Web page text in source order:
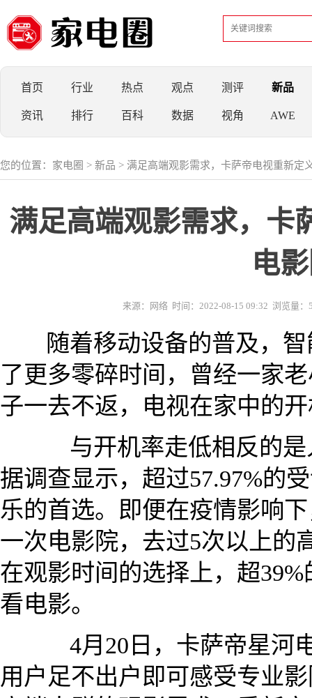
首页 行业 热点 观点 测评 新品
资讯 排行 百科 数据 视角 AWE
您的位置： 家电圈 > 新品 > 满足高端观影需求，卡萨帝电视重新定
满足高端观影需求，卡
电
来源：网络 时间：2022-08-15 09:32 浏览量：
随着移动设备的普及，
了更多零碎时间，曾经一家
子一去不返，电视在家中的
与开机率走低相反的是
据调查显示，超过57.97%的
乐的首选。即便在疫情影响
一次电影院，去过5次以上的
在观影时间的选择上，超
看电影。
4月20日，卡萨帝星河
用户足不出户即可感受专业